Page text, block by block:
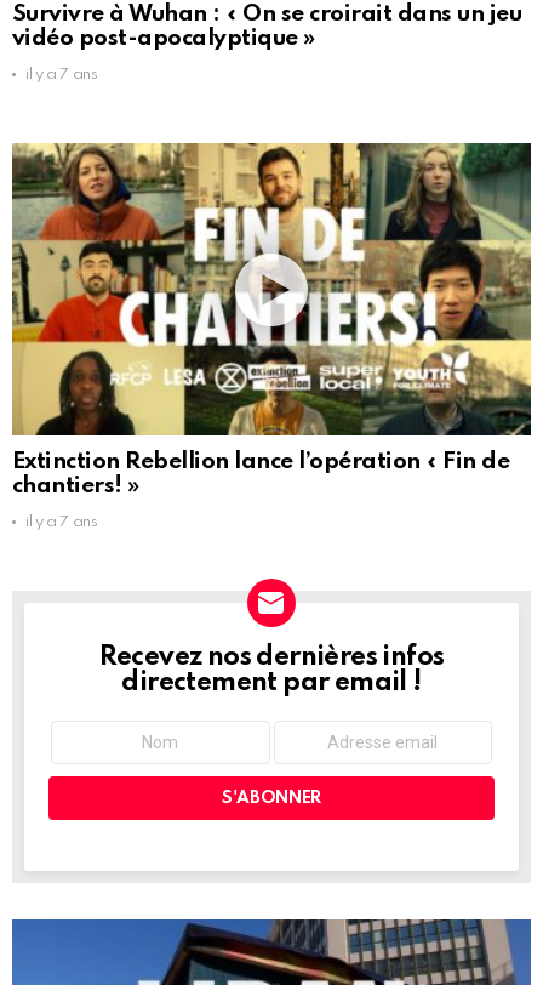
Survivre à Wuhan : « On se croirait dans un jeu
vidéo post-apocalyptique »
il y a 7 ans
Extinction Rebellion lance l’opération « Fin de
chantiers! »
il y a 7 ans
NEWSLETTER
Recevez nos dernières infos
directement par email !